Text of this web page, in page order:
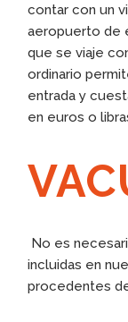
contar con un
aeropuerto de
que se viaje
ordinario
entrada y
en euros o
No es
incluidas en
procedentes